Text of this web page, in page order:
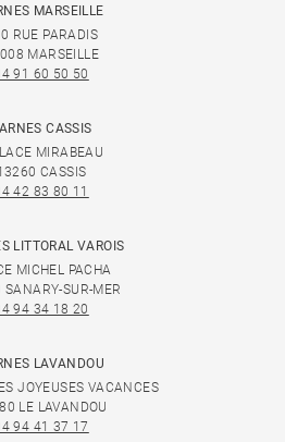
MARSEILLE
RUE PARADIS
MARSEILLE
91 60 50 50
CASSIS
MIRABEAU
CASSIS
42 83 80 11
LITTORAL VAROIS
MICHEL PACHA
SUR-MER
94 34 18 20
LAVANDOU
JOYEUSES VACANCES
LE LAVANDOU
94 41 37 17